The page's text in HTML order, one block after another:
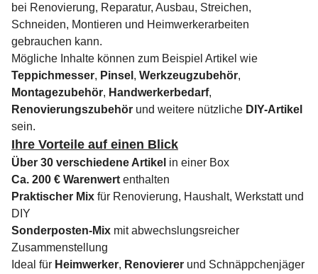
bei Renovierung, Reparatur, Ausbau, Streichen,
Schneiden, Montieren und Heimwerkerarbeiten
gebrauchen kann.
Mögliche Inhalte können zum Beispiel Artikel wie
Teppichmesser, Pinsel , Werkzeugzubehör,
Montagezubehör, Handwerkerbedarf,
Renovierungszubehör und weitere nützliche DIY-Artikel
sein.
Ihre Vorteile auf einen Blick
Über 30 verschiedene Artikel in einer Box
Ca. 200 € Warenwert enthalten
Praktischer Mix für Renovierung, Haushalt, Werkstatt und
DIY
Sonderposten-Mix mit abwechslungsreicher
Zusammenstellung
Ideal für Heimwerker, Renovierer und Schnäppchenjäger